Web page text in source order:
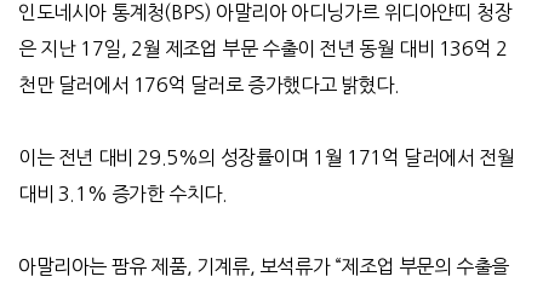
인도네시아 통계청(BPS) 아말리아 아디닝가르 위디아얀띠 청장
은 지난 17일 , 2월 제조업 부문 수출이 전년 동월 대비 136억 2
천만 달러에서 176억 달러로 증가했다고 밝혔다.
이는 전년 대비 29.5%의 성장률이며 1 월 171 억 달러에서 전월
대비
3.1% 증가한 수치다.
아말리아는 팜유 제품, 기계류, 보석류가“제조업 부문의 수출을